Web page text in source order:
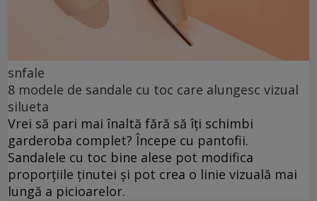
snfale
8 modele de sandale cu toc care alungesc vizual
silueta
Vrei să pari mai înaltă fără să îți schimbi
garderoba complet? Începe cu pantofii.
Sandalele cu toc bine alese pot modifica
proporțiile ținutei și pot crea o linie vizuală mai
lungă a picioarelor.